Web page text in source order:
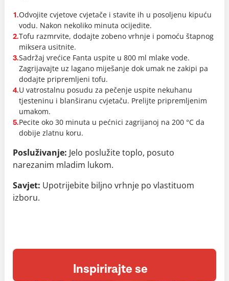
1.Odvojite cvjetove cvjetače i stavite ih u posoljenu kipuću
vodu. Nakon nekoliko minuta ocijedite.
2.Tofu razmrvite, dodajte zobeno vrhnje i pomoću štapnog
miksera usitnite.
3.Sadržaj vrećice Fanta uspite u 800 ml mlake vode.
Zagrijavajte uz lagano miješanje dok umak ne zakipi pa
dodajte pripremljeni tofu.
4.U vatrostalnu posudu za pečenje uspite nekuhanu
tjesteninu i blanširanu cvjetaču. Prelijte pripremljenim
umakom.
5.Pecite oko 30 minuta u pećnici zagrijanoj na 200 °C da
dobije zlatnu koru.
Posluživanje: Jelo poslužite toplo, posuto
narezanim mladim lukom.
Savjet: Upotrijebite biljno vrhnje po vlastituom
izboru.
Inspirirajte se